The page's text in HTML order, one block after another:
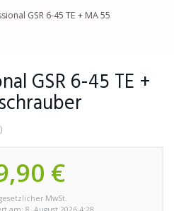
GSR 6-45 TE + MA 55
GSR 6-45 TE +
€
MwSt.